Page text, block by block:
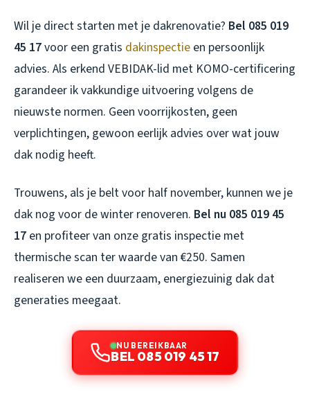
Wil je direct starten met je dakrenovatie? Bel 085 019
45 17voor een gratis dakinspectie en persoonlijk
advies. Als erkend VEBIDAK-lid met KOMO-certificering
garandeer ik vakkundige uitvoering volgens de
nieuwste normen. Geen voorrijkosten, geen
verplichtingen, gewoon eerlijk advies over wat jouw
dak nodig heeft.
Trouwens, als je belt voor half november, kunnen we je
dak nog voor de winter renoveren. Bel nu 085 019 45
17 en profiteer van onze gratis inspectie met
thermische scan ter waarde van €250. Samen
realiseren we een duurzaam, energiezuinig dak dat
generaties meegaat.
NU BEREIKBAAR
BEL 085 019 45 17